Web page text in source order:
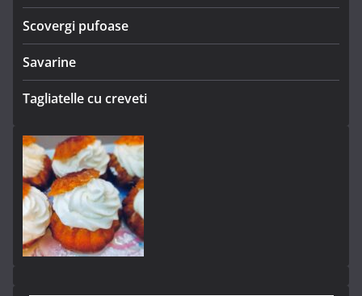
Scovergi pufoase
Savarine
Tagliatelle cu creveti